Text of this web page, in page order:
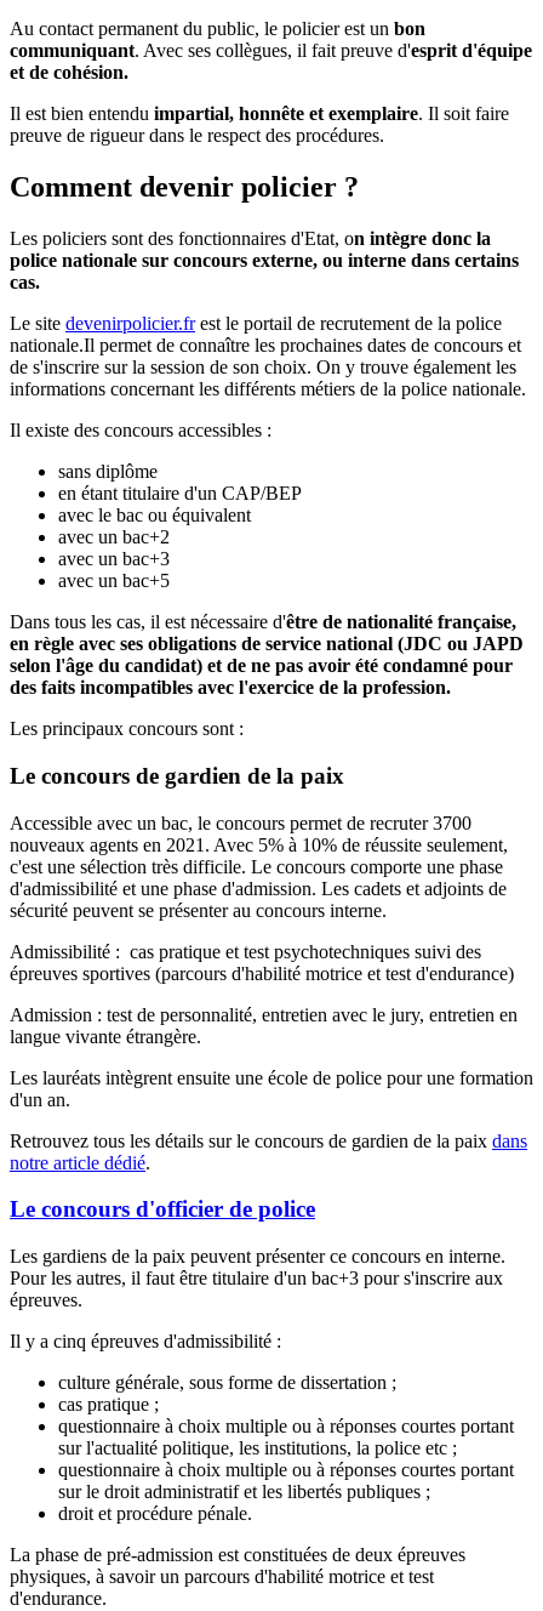
Au contact permanent du public, le policier est un bon
communiquant. Avec ses collègues, il fait preuve d'esprit d'équipe
et de cohésion.
Il est bien entendu impartial, honnête et exemplaire. Il soit faire
preuve de rigueur dans le respect des procédures.
Comment devenir policier ?
Les policiers sont des fonctionnaires d'Etat, on intègre donc la
police nationale sur concours externe, ou interne dans certains
cas.
Le site devenirpolicier.frest le portail de recrutement de la police
nationale.Il permet de connaître les prochaines dates de concours et
de s'inscrire sur la session de son choix. On y trouve également les
informations concernant les différents métiers de la police nationale.
Il existe des concours accessibles :
sans diplôme
en étant titulaire d'un CAP/BEP
avec le bac ou équivalent
avec un bac+2
avec un bac+3
avec un bac+5
Dans tous les cas, il est nécessaire d'être de nationalité française,
en règle avec ses obligations de service national (JDC ou JAPD
selon l'âge du candidat) et de ne pas avoir été condamné pour
des faits incompatibles avec l'exercice de la profession.
Les principaux concours sont :
Le concours de gardien de la paix
Accessible avec un bac, le concours permet de recruter 3700
nouveaux agents en 2021. Avec 5% à 10% de réussite seulement,
c'est une sélection très difficile. Le concours comporte une phase
d'admissibilité et une phase d'admission. Les cadets et adjoints de
sécurité peuvent se présenter au concours interne.
Admissibilité : cas pratique et test psychotechniques suivi des
épreuves sportives (parcours d'habilité motrice et test d'endurance)
Admission : test de personnalité, entretien avec le jury, entretien en
langue vivante étrangère.
Les lauréats intègrent ensuite une école de police pour une formation
d'un an.
Retrouvez tous les détails sur le concours de gardien de la paix dans
notre article dédié.
Le concours d'officier de police
Les gardiens de la paix peuvent présenter ce concours en interne.
Pour les autres, il faut être titulaire d'un bac+3 pour s'inscrire aux
épreuves.
Il y a cinq épreuves d'admissibilité :
culture générale, sous forme de dissertation ;
cas pratique ;
questionnaire à choix multiple ou à réponses courtes portant
sur l'actualité politique, les institutions, la police etc ;
questionnaire à choix multiple ou à réponses courtes portant
sur le droit administratif et les libertés publiques ;
droit et procédure pénale.
La phase de pré-admission est constituées de deux épreuves
physiques, à savoir un parcours d'habilité motrice et test
d'endurance.